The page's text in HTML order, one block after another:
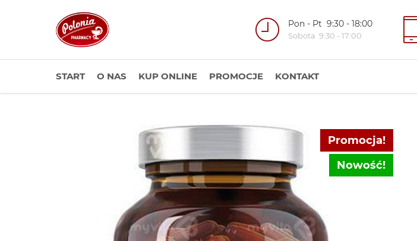
Pon - Pt 9:30 - 18:00
Sobota 9:30 - 17:00
START O NAS KUP ONLINE PROMOCJE KONTAKT
Promocja!
Nowość!